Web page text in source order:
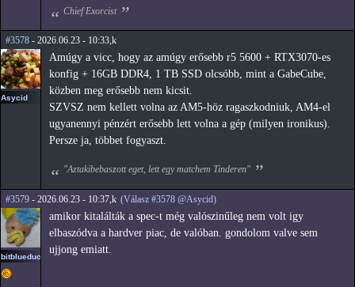
Chief Exorcist
#3578 - 2026.06.23 - 10:33,k
Asycid
Amúgy a vicc, hogy az amúgy erősebb r5 5600 + RTX3070-es
konfig + 16GB DDR4, 1 TB SSD olcsóbb, mint a GabeCube,
közben meg erősebb nem kicsit.
SZVSZ nem kellett volna az AM5-höz ragaszkodniuk, AM4-el
ugyanennyi pénzért erősebb lett volna a gép (milyen ironikus).
Persze ja, többet fogyaszt.
"Aztakibebaszott eget, lett egy matchem Tinderen"
#3579 - 2026.06.23 - 10:37,k (Válasz #3578 @Asycid)
bitblueduck
amikor kitalálták a spec-t még valószinűleg nem volt igy
elbaszódva a hardver piac, de valóban. gondolom valve sem
ujjong emiatt.